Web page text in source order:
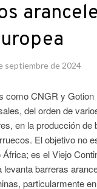
septiembre de 2024
como CNGR y Gotion
del orden de
en la producción de
El objetivo no
es el Viejo
levanta barreras
particularmente